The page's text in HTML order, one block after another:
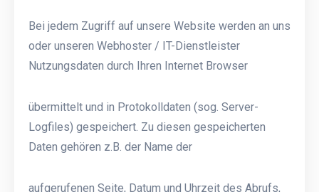
Bei jedem Zugriff auf unsere Website werden an uns
oder unseren Webhoster / IT-Dienstleister
Nutzungsdaten durch Ihren Internet Browser
übermittelt und in Protokolldaten (sog. Server-
Logfiles) gespeichert. Zu diesen gespeicherten
Daten gehören z.B. der Name der
aufgerufenen Seite, Datum und Uhrzeit des Abrufs,